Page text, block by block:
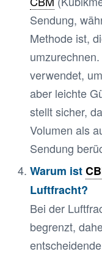
Sendung,
Methode ist,
verwendet,
aber leichte
stellt sicher,
Volumen als
Sendung
Warum ist
Luftfracht?
Bei der
begrenzt,